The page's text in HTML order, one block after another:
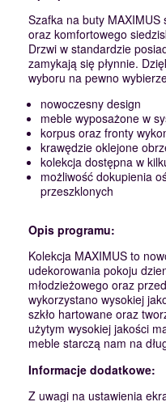
Szafka na buty MAXIMUS
oraz komfortowego
Drzwi w standardzie
zamykają się płynnie.
wyboru na pewno
nowoczesny design
meble wyposażone w
korpus oraz fronty
krawędzie oklejone
kolekcja dostępna w
możliwość dokupienia
przeszklonych
Opis programu:
Kolekcja MAXIMUS to
udekorowania pokoju
młodzieżowego oraz
wykorzystano wysokiej
szkło hartowane oraz
użytym wysokiej jakości
meble starczą nam na
Informacje dodatkowe:
Z uwagi na ustawienia